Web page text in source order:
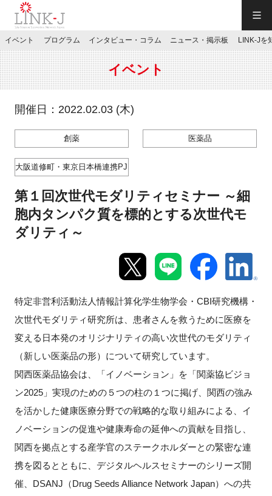
JP／EN
特別会員専用メニュー
お問い合わせ
イベント
プログラム
インタビュー・コラム
ニュース・掲示板
LINK-Jを知る
特別会員
イベント プログラム インタビュー・コラム ニュース・掲示板 LINK-Jを
イベント
開催日：2022.02.03 (木)
創薬 医薬品
大阪道修町・東京日本橋連携PJ
第１回次世代モダリティセミナー ～細
胞内タンパク質を標的とする次世代モ
ダリティ～
特定非営利活動法人情報計算化学生物学会・CBI研究機構・
次世代モダリティ研究所は、患者さんを救うために医療を
変える日本発のオリジナリティの高い次世代のモダリティ
（新しい医薬品の形）について研究しています。
関西医薬品協会は、「イノベーション」を「関薬協ビジョ
ン2025」実現のための５つの柱の１つに掲げ、関西の強み
を活かした健康医療分野での戦略的な取り組みによる、イ
ノベーションの促進や健康寿命の延伸への貢献を目指し、
関西を拠点とする産学官のステークホルダーとの緊密な連
携を図るとともに、デジタルヘルスセミナーのシリーズ開
催、DSANJ（Drug Seeds Alliance Network Japan）への共